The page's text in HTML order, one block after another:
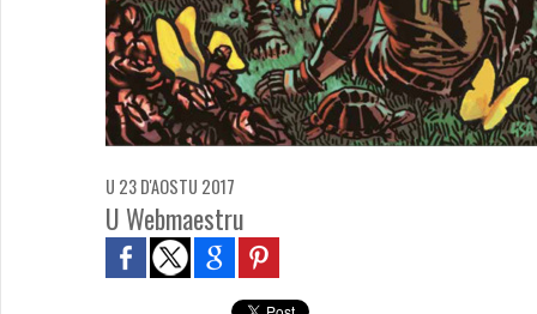
U 23 D'AOSTU 2017
U Webmaestru